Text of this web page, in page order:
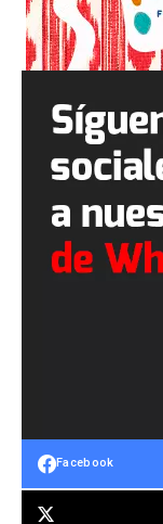
Facebook